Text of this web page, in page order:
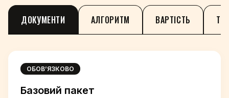
ДОКУМЕНТИ АЛГОРИТМ ВАРТІСТЬ
ОБОВ’ЯЗКОВО
Базовий пакет